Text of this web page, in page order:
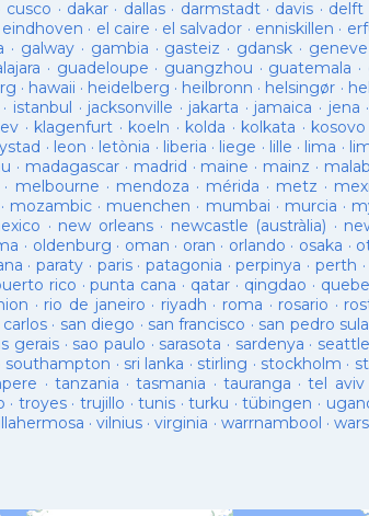
cusco · dakar · dallas· darmstadt· davis · delft
eindhoven · el caire · el salvador · enniskillen ·
· galway· gambia · gasteiz · gdansk · geneve
· guadeloupe · guangzhou · guatemala ·
· hawaii · heidelberg · heilbronn · helsingør ·
· istanbul · jacksonville · jakarta · jamaica · jena ·
· klagenfurt · koeln · kolda · kolkata · kosovo
· leon · letònia · liberia · liege · lille · lima ·
· madagascar · madrid · maine · mainz ·
· melbourne · mendoza · mérida · metz ·
· mozambic · muenchen · mumbai · murcia ·
· new orleans· newcastle (austràlia) ·
· oldenburg · oman · oran · orlando · osaka ·
·paraty · paris· patagonia ·perpinya · perth
rico ·punta cana · qatar · qingdao ·
· rio de janeiro · riyadh · roma · rosario ·
carlos · san diego · san francisco · san pedro sula
gerais· sao paulo · sarasota · sardenya · seattle
southampton · sri lanka · stirling · stockholm ·
· tanzania ·tasmania · tauranga ·tel aviv
· troyes· trujillo ·tunis ·turku ·tübingen ·
· vilnius·virginia · warrnambool ·